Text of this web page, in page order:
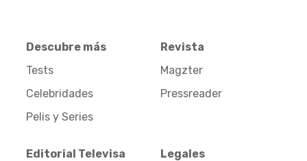
Descubre más
Tests
Celebridades
Pelis y Series
Revista
Magzter
Pressreader
Editorial Televisa
Legales